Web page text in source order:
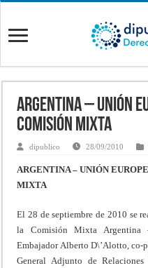
ARGENTINA – UNIÓN
COMISIÓN MIXTA
dipublico 28/09/2010
ARGENTINA – UNIÓN
MIXTA
El 28 de septiembre de 2010 se
la Comisión Mixta Argentina
Embajador Alberto D\’Alotto,
General Adjunto de